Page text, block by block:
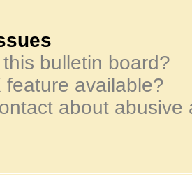
bulletin board?
feature available?
about